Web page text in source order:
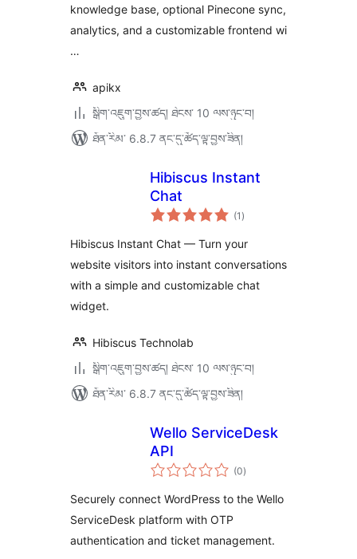
knowledge base, optional Pinecone sync,
analytics, and a customizable frontend wi
…
apikx
སྒྲིག་འཇུག་བྱས་ཚད། ཐེངས་ 10 ལས་ཉུང་བ།
ཐོན་རིམ་ 6.8.7 ནང་དུ་ཚོད་ལྟ་བྱས་ཟིན།
Hibiscus Instant
Chat
(1 གདེང་
འཇོག་
ཚང་།
)
Hibiscus Instant Chat — Turn your
website visitors into instant conversations
with a simple and customizable chat
widget.
Hibiscus Technolab
སྒྲིག་འཇུག་བྱས་ཚད། ཐེངས་ 10 ལས་ཉུང་བ།
ཐོན་རིམ་ 6.8.7 ནང་དུ་ཚོད་ལྟ་བྱས་ཟིན།
Wello ServiceDesk
API
(0གདེང་
འཇོག་
ཚང་།
)
Securely connect WordPress to the Wello
ServiceDesk platform with OTP
authentication and ticket management.